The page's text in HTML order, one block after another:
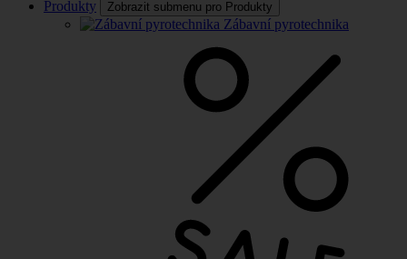
Produkty Zobrazit submenu pro Produkty
Zábavní pyrotechnika